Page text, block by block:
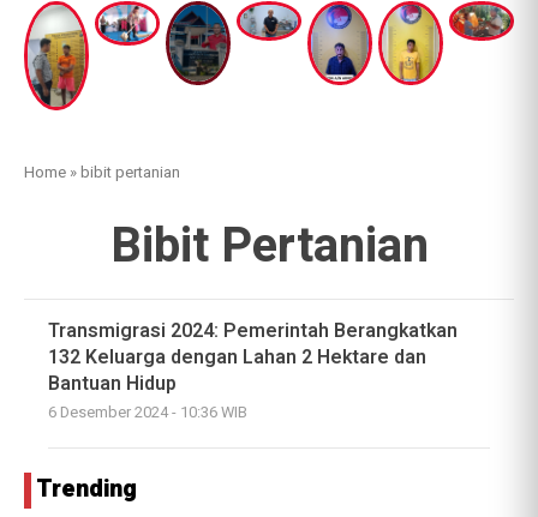
Home »bibit pertanian
Bibit Pertanian
Transmigrasi 2024: Pemerintah Berangkatkan
132 Keluarga dengan Lahan 2 Hektare dan
Bantuan Hidup
6 Desember 2024 - 10:36 WIB
Trending